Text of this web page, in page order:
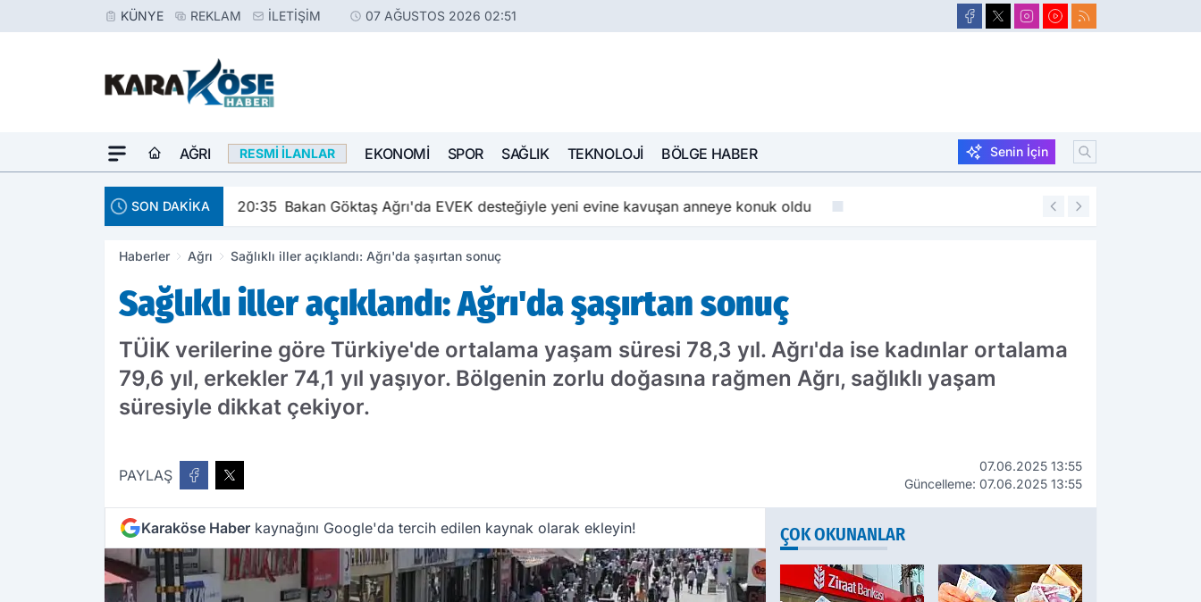
KÜNYE REKLAM İLETIŞIM 07 AĞUSTOS 2026 02:51
AĞRI RESMI İLANLAR EKONOMI SPOR SAĞLIK TEKNOLOJI BÖLGE HABER Senin İçin
SON DAKİKA 20:35 Bakan Göktaş Ağrı'da EVEK desteğiyle yeni evine kavuşan anneye konuk oldu 20:07
Haberler Ağrı Sağlıklı iller açıklandı: Ağrı'da şaşırtan sonuç
Sağlıklı iller açıklandı: Ağrı'da şaşırtan sonuç
TÜİK verilerine göre Türkiye'de ortalama yaşam süresi 78,3 yıl. Ağrı'da ise kadınlar ortalama
79,6 yıl, erkekler 74,1 yıl yaşıyor. Bölgenin zorlu doğasına rağmen Ağrı, sağlıklı yaşam
süresiyle dikkat çekiyor.
PAYLAŞ
07.06.2025 13:55
Güncelleme: 07.06.2025 13:55
Karaköse Haber kaynağını Google'da tercih edilen kaynak olarak ekleyin! ÇOK OKUNANLAR